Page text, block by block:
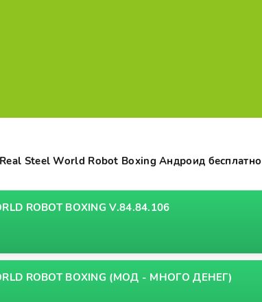
Steel World Robot Boxing Андроид бесплатно
ROBOT BOXING V.84.84.106
ROBOT BOXING (МОД - МНОГО ДЕНЕГ)